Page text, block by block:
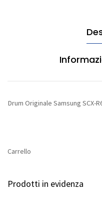
Drum Originale Samsung SCX-
Carrello
Prodotti in evidenza